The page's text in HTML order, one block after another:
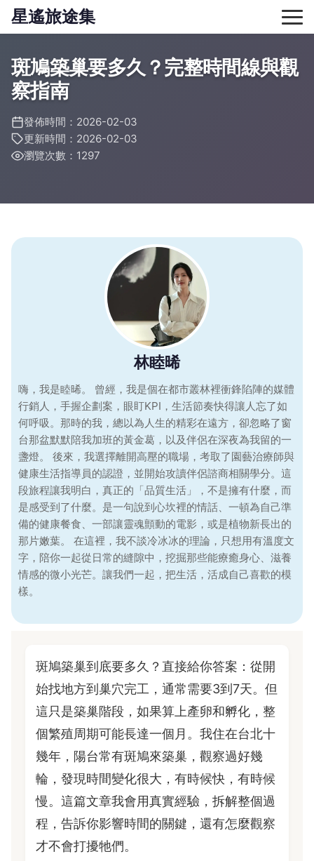
星遙旅途集
斑鳩築巢要多久？完整時間線與觀
察指南
發佈時間：2026-02-03
更新時間：2026-02-03
瀏覽次數：1297
林睦晞
嗨，我是睦晞。 曾經，我是個在都市叢林裡衝鋒陷陣的媒體
行銷人，手握企劃案，眼盯KPI，生活節奏快得讓人忘了如
何呼吸。那時的我，總以為人生的精彩在遠方，卻忽略了窗
台那盆默默陪我加班的黃金葛，以及伴侶在深夜為我留的一
盞燈。 後來，我選擇離開高壓的職場，考取了園藝治療師與
健康生活指導員的認證，並開始攻讀伴侶諮商相關學分。這
段旅程讓我明白，真正的「品質生活」，不是擁有什麼，而
是感受到了什麼。是一句說到心坎裡的情話、一頓為自己準
備的健康餐食、一部讓靈魂顫動的電影，或是植物新長出的
那片嫩葉。 在這裡，我不談冷冰冰的理論，只想用有溫度文
字，陪你一起從日常的縫隙中，挖掘那些能療癒身心、滋養
情感的微小光芒。讓我們一起，把生活，活成自己喜歡的模
樣。
斑鳩築巢到底要多久？直接給你答案：從開
始找地方到巢穴完工，通常需要3到7天。但
這只是築巢階段，如果算上產卵和孵化，整
個繁殖周期可能長達一個月。我住在台北十
幾年，陽台常有斑鳩來築巢，觀察過好幾
輪，發現時間變化很大，有時候快，有時候
慢。這篇文章我會用真實經驗，拆解整個過
程，告訴你影響時間的關鍵，還有怎麼觀察
才不會打擾牠們。